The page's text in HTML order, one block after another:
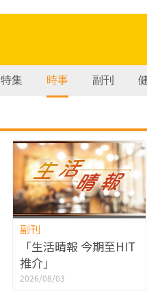
集 時事 副刊
副刊
「生活晴報 今期至HIT
推介」
2026/08/03